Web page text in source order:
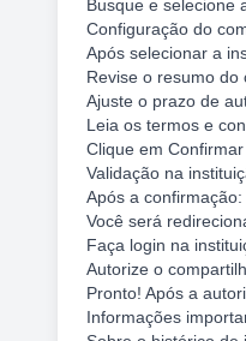
Busque e selecione
Configuração do
Após selecionar a
Revise o resumo
Ajuste o prazo de
Leia os termos e
Clique em Confirmar
Validação na
Após a confirmação:
Você será
Faça login na
Autorize o
Pronto! Após a
Informações